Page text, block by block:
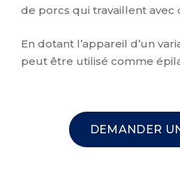
de porcs qui travaillent avec
En dotant l’appareil d’un
peut être utilisé comme
DEMANDER